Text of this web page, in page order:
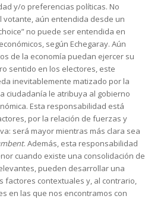
y/o preferencias políticas. No
votante, aún entendida desde un
no puede ser entendida en
según Echegaray. Aún
de la economía puedan ejercer su
sentido en los electores, este
inevitablemente matizado por la
ciudadanía le atribuya al gobierno
Esta responsabilidad está
por la relación de fuerzas y
será mayor mientras más clara sea
. Además, esta responsabilidad
cuando existe una consolidación de
pueden desarrollar una
factores contextuales y, al contrario,
en las que nos encontramos con